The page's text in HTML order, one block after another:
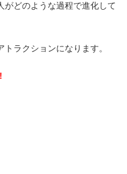
がどのような過程で進化して
ラクションになります。